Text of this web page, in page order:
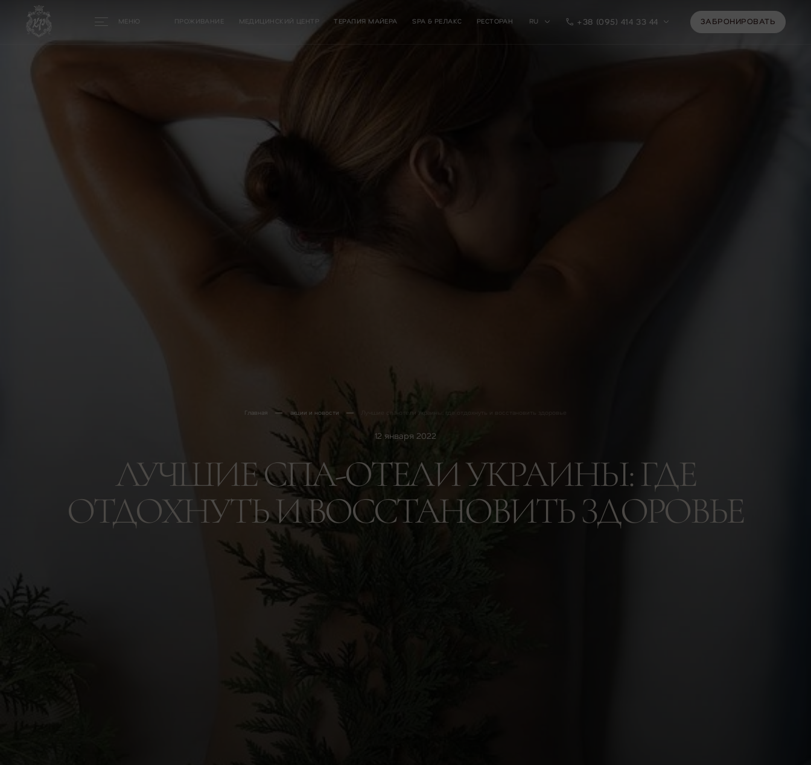
МЕНЮ ПРОЖИВАНИЕ МЕДИЦИНСКИЙ ЦЕНТР ТЕРАПИЯ МАЙЕРА SPA & РЕЛАКС РЕСТОРАН RU +38 (095) 414 33 44 ЗАБРОНИРОВАТЬ
Главная акции и новости Лучшие спа-отели Украины: где отдохнуть и восстановить здоровье
12 января 2022
ЛУЧШИЕ СПА-ОТЕЛИ УКРАИНЫ: ГДЕ
ОТДОХНУТЬ И ВОССТАНОВИТЬ ЗДОРОВЬЕ